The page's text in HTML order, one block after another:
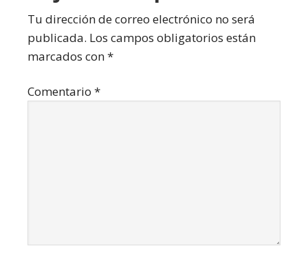
con
los
lectores
Tu dirección de correo electrónico no será
publicada. Los campos obligatorios están
marcados con*
Comentario *